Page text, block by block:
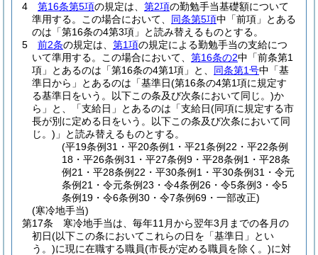
4
第16条第5項の規定は、 第2項の勤勉手当基礎額について
準用する。
この場合において、 同条第5項中「前項」とある
のは「第16条の4第3項」と読み替えるものとする。
5
前2条の規定は、 第1項の規定による勤勉手当の支給につ
いて準用する。
この場合において、 第16条の2中「前条第1
項」とあるのは「第16条の4第1項」と、 同条第1号中「基
準日から」とあるのは「基準日(第16条の4第1項に規定す
る基準日をいう。以下この条及び次条において同じ。)か
ら」と、「支給日」とあるのは「支給日(同項に規定する市
長が別に定める日をいう。以下この条及び次条において同
じ。) 」と読み替えるものとする。
(平19条例31・平20条例1・平21条例22・平22条例
18・平26条例31・平27条例9・平28条例1・平28条
例21・平28条例22・平30条例1・平30条例31・令元
条例21・令元条例23・令4条例26・令5条例3・令5
条例19・令6条例30・令7条例69・一部改正)
(寒冷地手当)
第17条
寒冷地手当は、毎年11月から翌年3月までの各月の
初日(以下この条においてこれらの日を「基準日」とい
う。)に現に在職する職員(市長が定める職員を除く。)に対